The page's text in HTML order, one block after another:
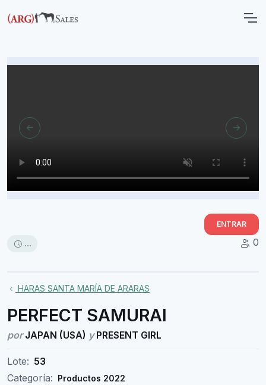
ENTRAR
... 0
HARAS SANTA MARÍA DE ARARAS
PERFECT SAMURAI
porJAPAN (USA) yPRESENT GIRL
Lote: 53
Categoría: Productos 2022